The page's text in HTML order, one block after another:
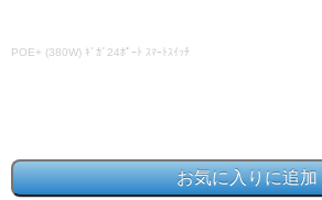
POE+ (380W) ｷﾞｶﾞ24ﾎﾟｰﾄ ｽﾏｰﾄｽｲｯﾁ